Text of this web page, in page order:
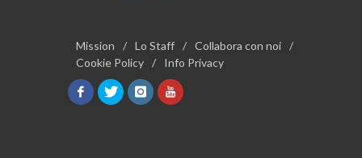
Mission / Lo Staff / Collabora con noi /
Cookie Policy / Info Privacy